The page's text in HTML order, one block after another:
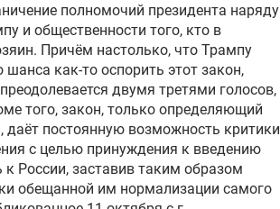
полномочий президента наряду
и общественности того, кто в
Причём настолько, что Трампу
как-то оспорить этот закон,
двумя третями голосов,
того, закон, только определяющий
даёт постоянную возможность критики
с целью принуждения к введению
России, заставив таким образом
обещанной им нормализации самого